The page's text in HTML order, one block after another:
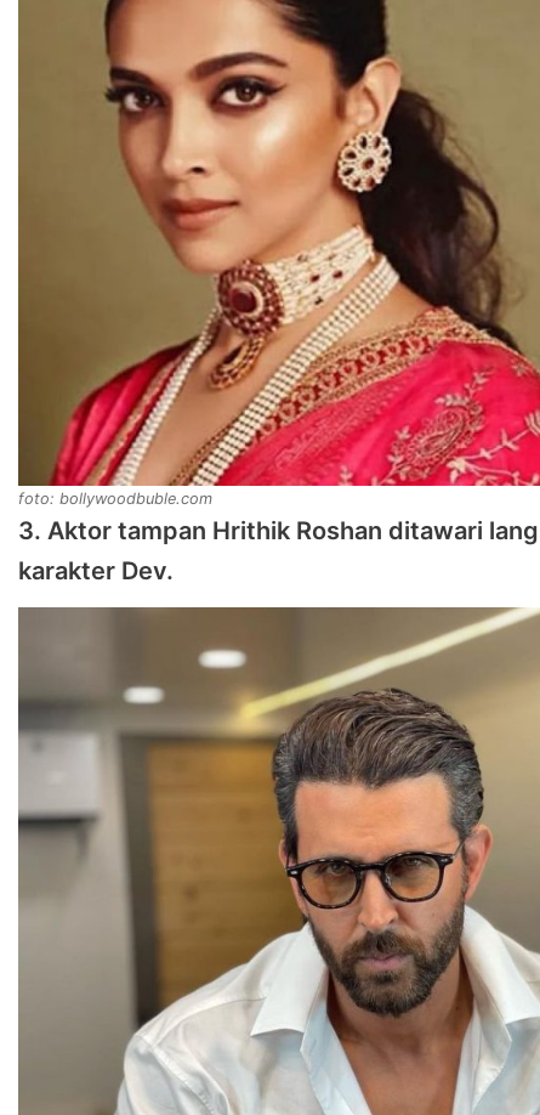
foto: bollywoodbuble.com
3. Aktor tampan Hrithik Roshan ditawari
karakter Dev.